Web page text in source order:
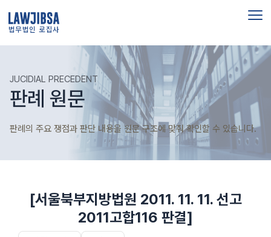
법무법인 로집사
JUCIDIAL PRECEDENT
판례 원문
판례의 주요 쟁점과 판단 내용을 원문 구조에 맞춰 확인할 수 있습니다.
[서울북부지방법원 2011. 11. 11. 선고
2011고합116 판결]